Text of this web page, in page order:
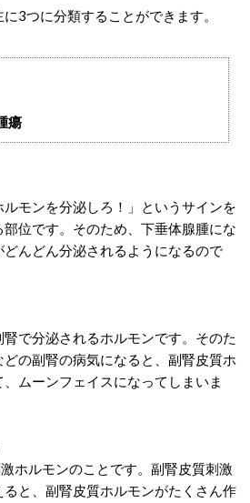
3つに分類することができます。
瘍
モンを分泌しろ！」というサインを
位です。そのため、下垂体腺腫にな
んどん分泌されるようになるので
で分泌されるホルモンです。そのた
の副腎の病気になると、副腎皮質ホ
ムーンフェイスになってしまいま
ホルモンのことです。副腎皮質刺激
と、副腎皮質ホルモンがたくさん作